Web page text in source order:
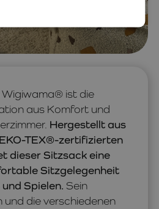
ist die
aus Komfort und
Hergestellt aus
TEX®-zertifizierten
dieser Sitzsack eine
Sitzgelegenheit
Spielen. Sein
und die verschiedenen